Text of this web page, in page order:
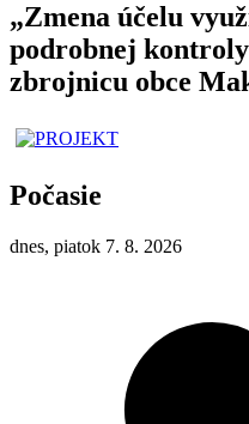
„Zmena účelu
podrobnej
zbrojnicu obce
Počasie
dnes, piatok 7. 8. 2026